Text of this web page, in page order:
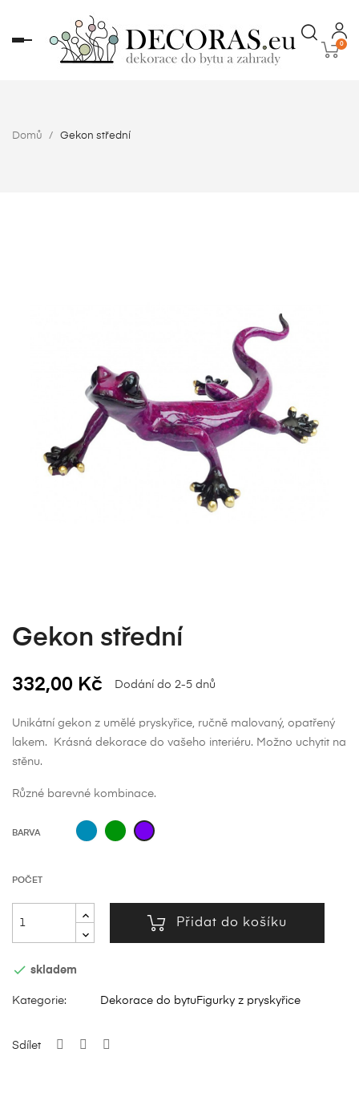
Toggle
navigation
0
Domů Gekon střední
Gekon střední
332,00 Kč Dodání do 2-5 dnů
Unikátní gekon z umělé pryskyřice, ručně malovaný, opatřený
lakem. Krásná dekorace do vašeho interiéru. Možno uchytit na
stěnu.
Různé barevné kombinace.
BARVA
ModrýZelenýPurpurový
POČET
Přidat do košíku
 skladem
Kategorie: Dekorace do bytu Figurky z pryskyřice
Sdílet